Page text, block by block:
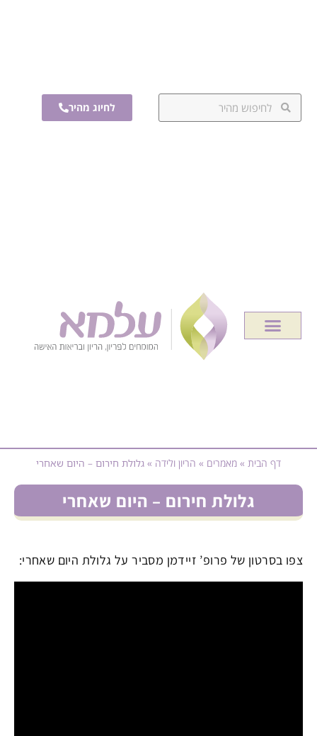
לחיוג מהיר
דף הבית » מאמרים » הריון ולידה » גלולת חירום – היום שאחרי
גלולת חירום – היום שאחרי
צפו בסרטון של פרופ’ זיידמן מסביר על גלולת היום שאחרי: